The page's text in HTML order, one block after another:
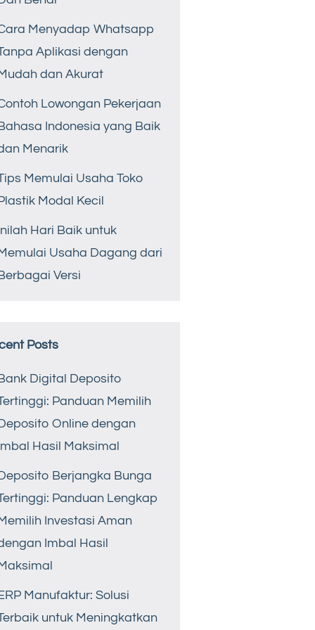
Menyadap Whatsapp
Aplikasi dengan
dan Akurat
Lowongan Pekerjaan
Indonesia yang Baik
Menarik
Memulai Usaha Toko
Modal Kecil
Hari Baik untuk
Usaha Dagang dari
Versi
Posts
Digital Deposito
Panduan Memilih
Online dengan
Hasil Maksimal
Berjangka Bunga
Panduan Lengkap
Investasi Aman
Imbal Hasil
Manufaktur: Solusi
untuk Meningkatkan